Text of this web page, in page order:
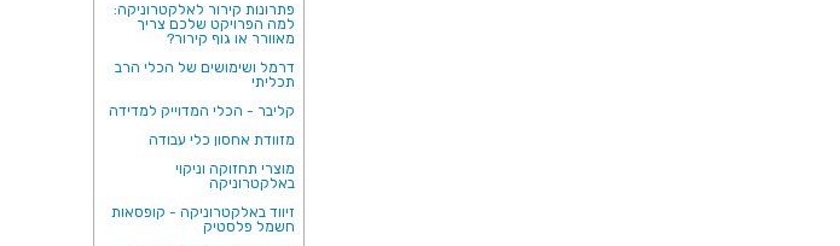
פתרונות קירור לאלקטרוניקה:
למה הפרויקט שלכם צריך
מאוורר או גוף קירור?
דרמל ושימושים של הכלי הרב
תכליתי
קליבר - הכלי המדוייק למדידה
מזוודת אחסון כלי עבודה
מוצרי תחזוקה וניקוי
באלקטרוניקה
זיווד באלקטרוניקה - קופסאות
חשמל פלסטיק